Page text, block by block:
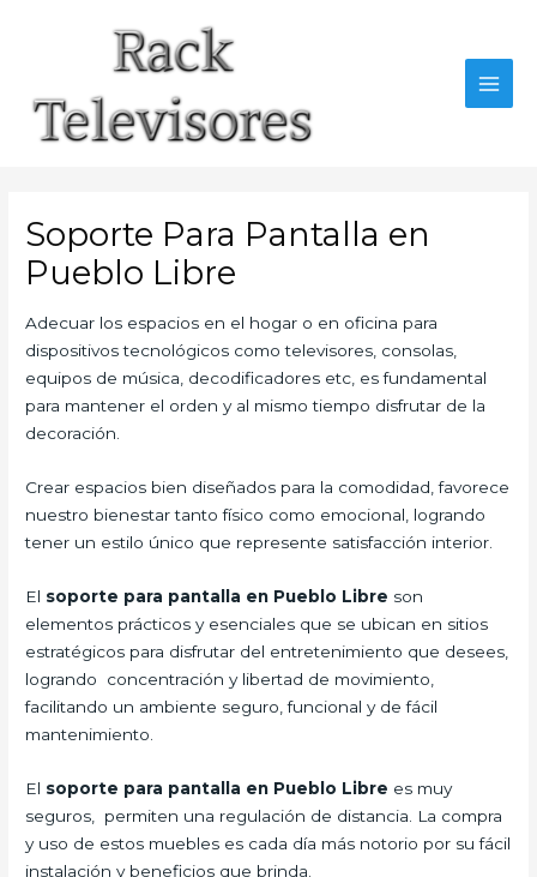
Soporte Para Pantalla en
Pueblo Libre
Adecuar los espacios en el hogar o en oficina para
dispositivos tecnológicos como televisores, consolas,
equipos de música, decodificadores etc, es fundamental
para mantener el orden y al mismo tiempo disfrutar de la
decoración.
Crear espacios bien diseñados para la comodidad, favorece
nuestro bienestar tanto físico como emocional, logrando
tener un estilo único que represente satisfacción interior.
El soporte para pantalla en Pueblo Libre son
elementos prácticos y esenciales que se ubican en sitios
estratégicos para disfrutar del entretenimiento que desees,
logrando concentración y libertad de movimiento,
facilitando un ambiente seguro, funcional y de fácil
mantenimiento.
El soporte para pantalla en Pueblo Libre es muy
seguros, permiten una regulación de distancia. La compra
y uso de estos muebles es cada día más notorio por su fácil
instalación y beneficios que brinda.